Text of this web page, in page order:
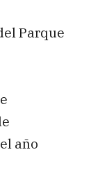
Parque
año